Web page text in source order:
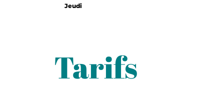
Jeudi
Jeudi
Jeudi
Jeudi
Tarifs